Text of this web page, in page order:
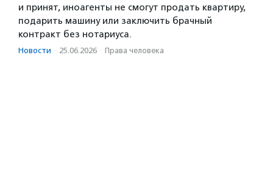
и принят, иноагенты не смогут продать квартиру,
подарить машину или заключить брачный
контракт без нотариуса.
Новости · 25.06.2026 · Права человека